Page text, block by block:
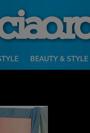
BEAUTY & STYLE